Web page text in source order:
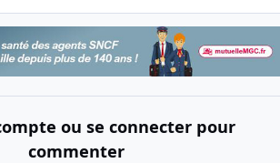
ou se connecter pour
commenter